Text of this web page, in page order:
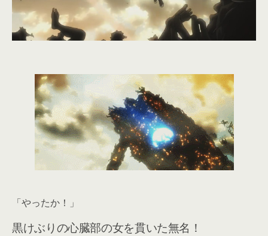
「やったか！」
黒けぶりの心臓部の女を貫いた無名！